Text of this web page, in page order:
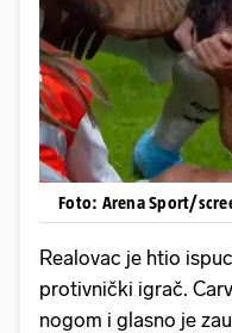
Foto: Arena Sport/
Realovac je htio
protivnički igrač.
nogom i glasno je